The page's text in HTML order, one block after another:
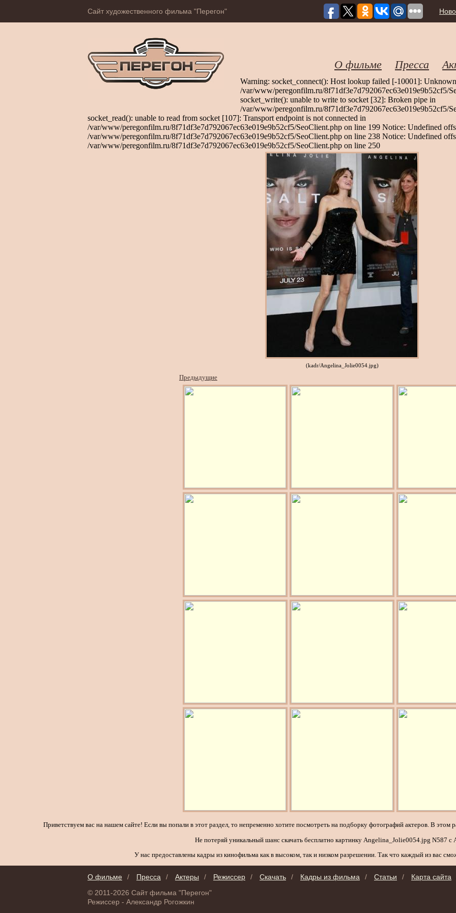
Сайт художественного фильма "Перегон"
О фильме Пресса
Warning: socket_connect(): Host lookup failed [-10001]:
/var/www/peregonfilm.ru/8f71df3e7d792067ec63e019e9b52cf5/
socket_write(): unable to write to socket [32]: Broken pipe in
/var/www/peregonfilm.ru/8f71df3e7d792067ec63e019e9b52cf5/
socket_read(): unable to read from socket [107]: Transport endpoint is not connected in
/var/www/peregonfilm.ru/8f71df3e7d792067ec63e019e9b52cf5/SeoClient.php on line 199 Notice: Undefined
/var/www/peregonfilm.ru/8f71df3e7d792067ec63e019e9b52cf5/SeoClient.php on line 238 Notice: Undefined
/var/www/peregonfilm.ru/8f71df3e7d792067ec63e019e9b52cf5/SeoClient.php on line 250
(kadr/Angelina_Jolie0054.jpg)
Предыдущие
Приветствуем вас на нашем сайте! Если вы попали в этот раздел, то непременно хотите посмотреть на подборку фотографий актеров. В
Не потеряй уникальный шанс скачать бесплатно картинку Angelina_Jolie0054.jpg N587 с
У нас предоставлены кадры из кинофильма как в высоком, так и низком разрешении. Так что каждый из вас
О фильме / Пресса / Актеры / Режиссер / Скачать / Кадры из фильма / Статьи / Карта сайта
© 2011-2026 Сайт фильма "Перегон"
Режиссер - Александр Рогожкин